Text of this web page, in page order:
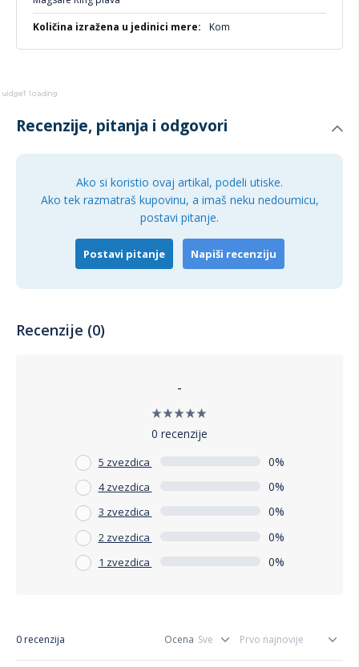
Kom
Recenzije, pitanja i odgovori
Ako si koristio ovaj artikal, podeli utiske.
Ako tek razmatraš kupovinu, a imaš neku nedoumicu,
postavi pitanje.
Postavi pitanje Napiši recenziju
Recenzije (0)
-
0 recenzije
5 zvezdica 0%
4 zvezdica 0%
3 zvezdica 0%
2 zvezdica 0%
1 zvezdica 0%
0 recenzija Ocena